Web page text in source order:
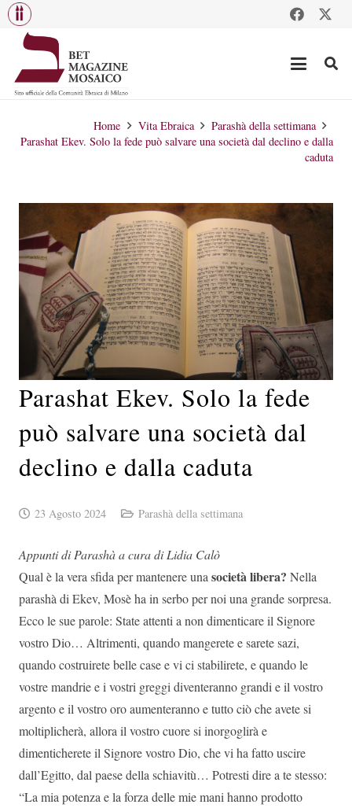
Home Vita Ebraica
Parashà della settimana
Parashat Ekev. Solo la fede può salvare una società dal declino e dalla
caduta
Parashat Ekev. Solo la fede
può salvare una società dal
declino e dalla caduta
23 Agosto 2024 Parashà della settimana
Appunti di Parashà a cura di Lidia Calò
Qual è la vera sfida per mantenere unasocietà libera? Nella
parashà di Ekev, Mosè ha in serbo per noi una grande sorpresa.
Ecco le sue parole: State attenti a non dimenticare il Signore
vostro Dio… Altrimenti, quando mangerete e sarete sazi,
quando costruirete belle case e vi ci stabilirete, e quando le
vostre mandrie e i vostri greggi diventeranno grandi e il vostro
argento e il vostro oro aumenteranno e tutto ciò che avete si
moltiplicherà, allora il vostro cuore si inorgoglirà e
dimenticherete il Signore vostro Dio, che vi ha fatto uscire
dall’Egitto, dal paese della schiavitù… Potresti dire a te stesso:
“La mia potenza e la forza delle mie mani hanno prodotto